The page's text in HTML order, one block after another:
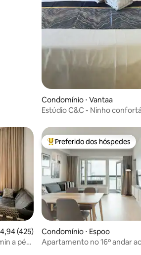
Condomínio ⋅ Vantaa
Estúdio C&C - Ninho
hóspedes
de uma avaliação média de 5, 425
4,94 (425)
a pé
Entre os melhores preferidos
Preferido dos hóspedes
Condomínio ⋅ Espoo
Apartamento no 16º andar